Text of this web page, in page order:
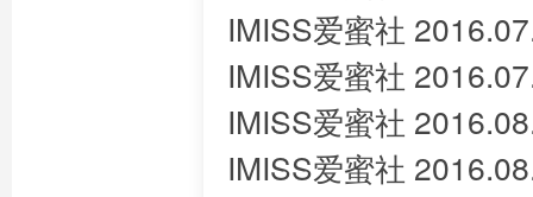
IMISS爱蜜社
IMISS爱蜜社
IMISS爱蜜社
IMISS爱蜜社